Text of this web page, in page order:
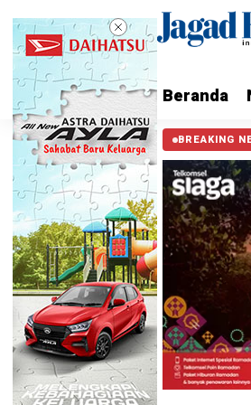
Beranda
BREAKING
Warga Kota Tangerang Bisa Nikmati